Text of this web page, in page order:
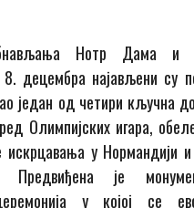
Нотр Дама и
децембра најављени су
један од четири кључна
Олимпијских игара,
у Нормандији
Предвиђена је
у којој се